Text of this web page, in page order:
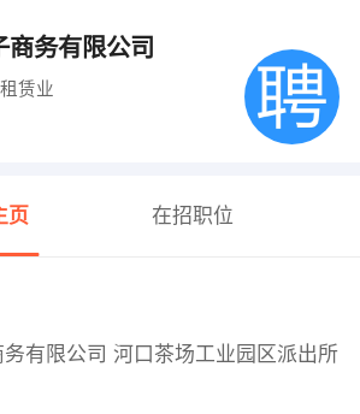
商务有限公司
赁业
页 在招职位
有限公司 河口茶场工业园区派出所